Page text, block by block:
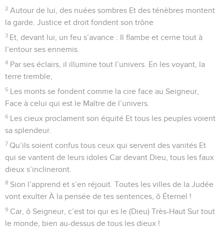
2 Autour de lui, des nuées sombres Et des ténèbres montent
la garde. Justice et droit fondent son trône
3 Et, devant lui, un feu s’avance : Il flambe et cerne tout à
l’entour ses ennemis.
4 Par ses éclairs, il illumine tout l’univers. En les voyant, la
terre tremble,
5 Les monts se fondent comme la cire face au Seigneur,
Face à celui qui est le Maître de l’univers.
6 Les cieux proclament son équité Et tous les peuples voient
sa splendeur.
7 Qu’ils soient confus tous ceux qui servent des vanités Et
qui se vantent de leurs idoles Car devant Dieu, tous les faux
dieux s’inclineront.
8 Sion l’apprend et s’en réjouit. Toutes les villes de la Judée
vont exulter À la pensée de tes sentences, ô Éternel !
9 Car, ô Seigneur, c’est toi qui es le (Dieu) Très-Haut Sur tout
le monde, bien au-dessus de tous les dieux !